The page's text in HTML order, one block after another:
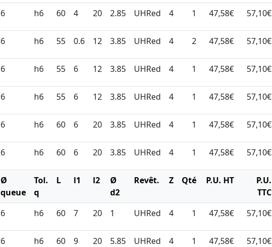
6 h6 60 4 20 2.85 UHRed 4 1 47,58€ 57,10€
6 h6 55 0.6 12 3.85 UHRed 4 2 47,58€ 57,10€
6 h6 55 6 12 3.85 UHRed 4 1 47,58€ 57,10€
6 h6 55 6 12 3.85 UHRed 4 1 47,58€ 57,10€
6 h6 60 6 20 3.85 UHRed 4 1 47,58€ 57,10€
6 h6 60 6 20 3.85 UHRed 4 1 47,58€ 57,10€
Ø
queue
Tol.
q
L l1 l2
Ø
d2
Revêt. Z Qté P.U. HT
P.U.
TTC
6 h6 60 7 20 1 UHRed 4 1 47,58€ 57,10€
6 h6 60 9 20 5.85 UHRed 4 1 47,58€ 57,10€